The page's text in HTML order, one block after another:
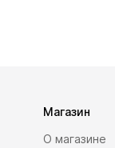
Магазин
О магазине